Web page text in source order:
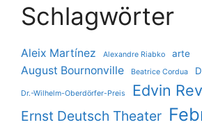
Schlagwörter
Aleix Martínez Alexandre Riabko arte
August Bournonville Beatrice Cordua
Dr.-Wilhelm-Oberdörfer-Preis Edvin
Ernst Deutsch Theater